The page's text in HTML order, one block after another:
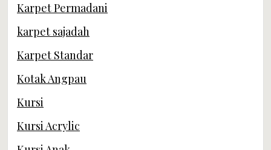
Karpet Permadani
karpet sajadah
Karpet Standar
Kotak Angpau
Kursi
Kursi Acrylic